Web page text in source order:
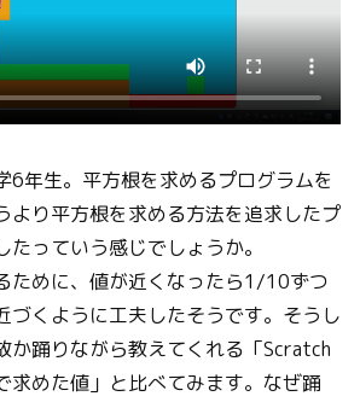
6年生。平方根を求めるプログラムを
より平方根を求める方法を追求したプ
たっていう感じでしょうか。
ために、値が近くなったら1/10ずつ
づくように工夫したそうです。そうし
か踊りながら教えてくれる「Scratch
求めた値」と比べてみます。なぜ踊